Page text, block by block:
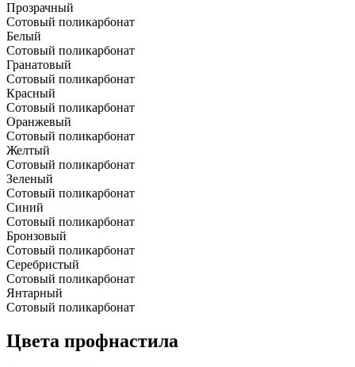
Прозрачный
Сотовый поликарбонат
Белый
Сотовый поликарбонат
Гранатовый
Сотовый поликарбонат
Красный
Сотовый поликарбонат
Оранжевый
Сотовый поликарбонат
Желтый
Сотовый поликарбонат
Зеленый
Сотовый поликарбонат
Синий
Сотовый поликарбонат
Бронзовый
Сотовый поликарбонат
Серебристый
Сотовый поликарбонат
Янтарный
Сотовый поликарбонат
Цвета профнастила